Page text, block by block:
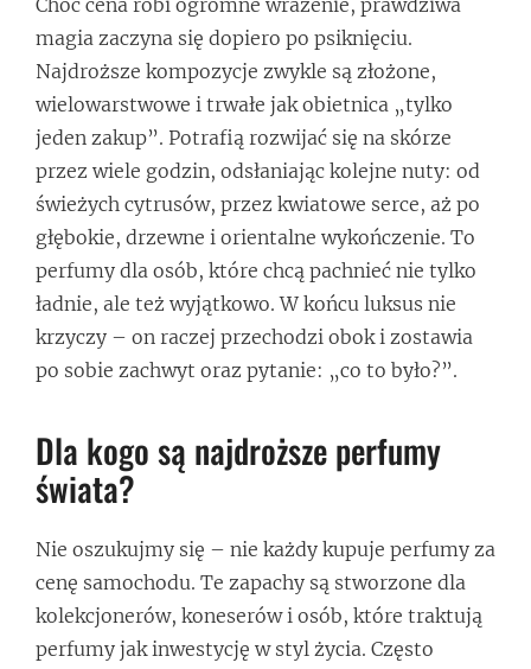
magia zaczyna się dopiero po psiknięciu.
Najdroższe kompozycje zwykle są złożone,
wielowarstwowe i trwałe jak obietnica „tylko
jeden zakup”. Potrafią rozwijać się na skórze
przez wiele godzin, odsłaniając kolejne nuty: od
świeżych cytrusów, przez kwiatowe serce, aż po
głębokie, drzewne i orientalne wykończenie. To
perfumy dla osób, które chcą pachnieć nie tylko
ładnie, ale też wyjątkowo. W końcu luksus nie
krzyczy – on raczej przechodzi obok i zostawia
po sobie zachwyt oraz pytanie: „co to było?”.
Dla kogo są najdroższe perfumy
świata?
Nie oszukujmy się – nie każdy kupuje perfumy za
cenę samochodu. Te zapachy są stworzone dla
kolekcjonerów, koneserów i osób, które traktują
perfumy jak inwestycję w styl życia. Często